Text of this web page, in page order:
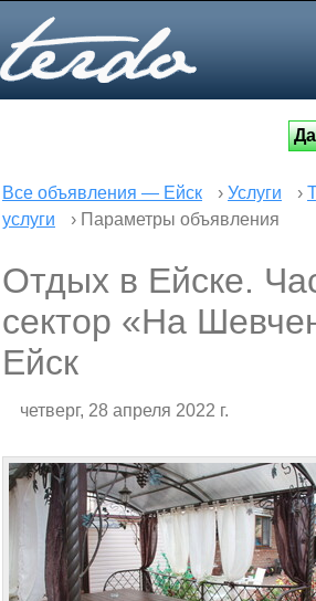
Все объявления — Ейск › Услуги ›
услуги
› Параметры объявления
Отдых в Ейске.
сектор «На
Ейск
четверг, 28 апреля 2022 г.